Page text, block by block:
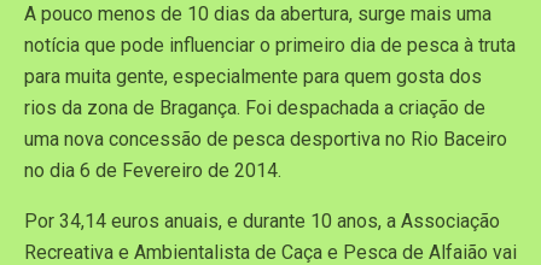
A pouco menos de 10 dias da abertura, surge mais uma
notícia que pode influenciar o primeiro dia de pesca à truta
para muita gente, especialmente para quem gosta dos
rios da zona de Bragança. Foi despachada a criação de
uma nova concessão de pesca desportiva no Rio Baceiro
no dia 6 de Fevereiro de 2014.
Por 34,14 euros anuais, e durante 10 anos, a Associação
Recreativa e Ambientalista de Caça e Pesca de Alfaião vai